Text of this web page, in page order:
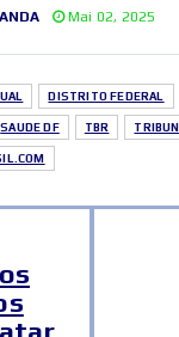
Mai 02, 2025
DISTRITO FEDERAL
SAUDE DF TBR